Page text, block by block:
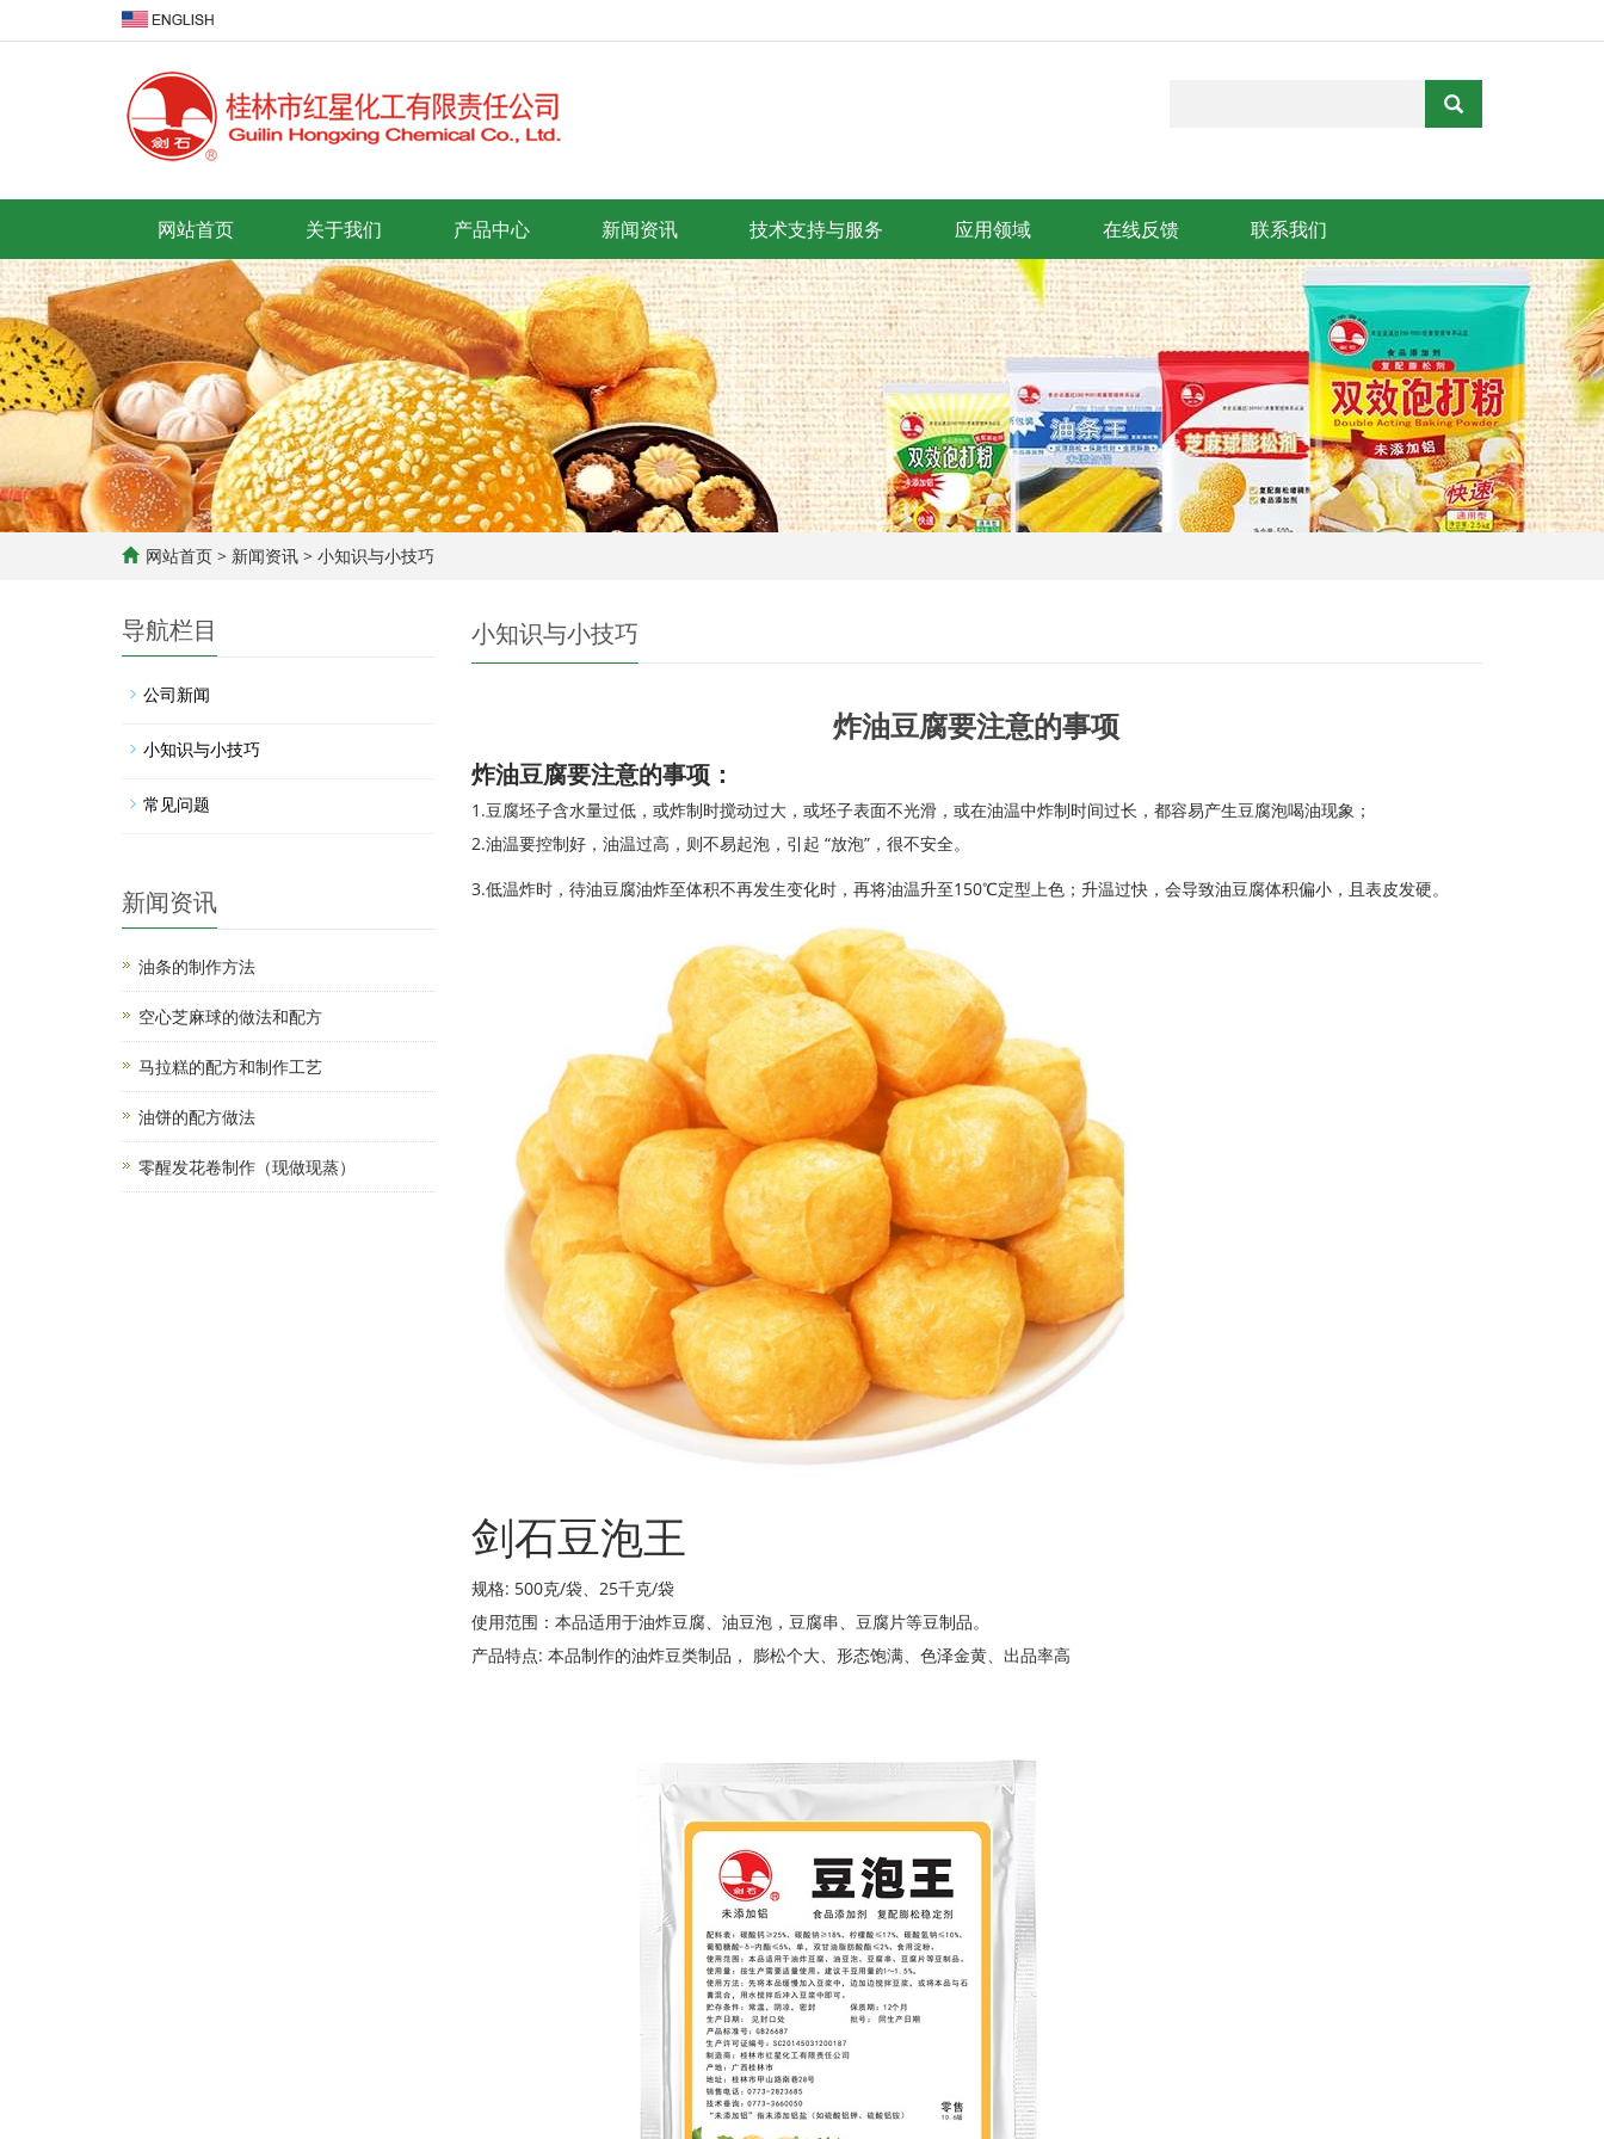
网站首页 关于我们 产品中心 新闻资讯 技术支持与服务 应用领域 在线反馈 联系我们
网站首页 > 新闻资讯 > 小知识与小技巧
小知识与小技巧
炸油豆腐要注意的事项
炸油豆腐要注意的事项：
1.豆腐坯子含水量过低，或炸制时搅动过大，或坯子表面不光滑，或在油温中炸制时间过长，都容易产生豆腐泡喝油现象；
2.油温要控制好，油温过高，则不易起泡，引起 “放泡”，很不安全。
3.低温炸时，待油豆腐油炸至体积不再发生变化时，再将油温升至150℃定型上色；升温过快，会导致油豆腐体积偏小，且表皮发硬。
剑石豆泡王
规格: 500克/袋、25千克/袋
使用范围：本品适用于油炸豆腐、油豆泡，豆腐串、豆腐片等豆制品。
产品特点: 本品制作的油炸豆类制品， 膨松个大、形态饱满、色泽金黄、出品率高
导航栏目
公司新闻
小知识与小技巧
常见问题
新闻资讯
油条的制作方法
空心芝麻球的做法和配方
马拉糕的配方和制作工艺
油饼的配方做法
零醒发花卷制作（现做现蒸）